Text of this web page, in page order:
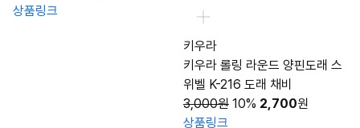
상품링크
키우라
키우라 롤링 라운드 양핀도래 스
위벨 K-216 도래 채비
3,000원 10% 2,700원
상품링크